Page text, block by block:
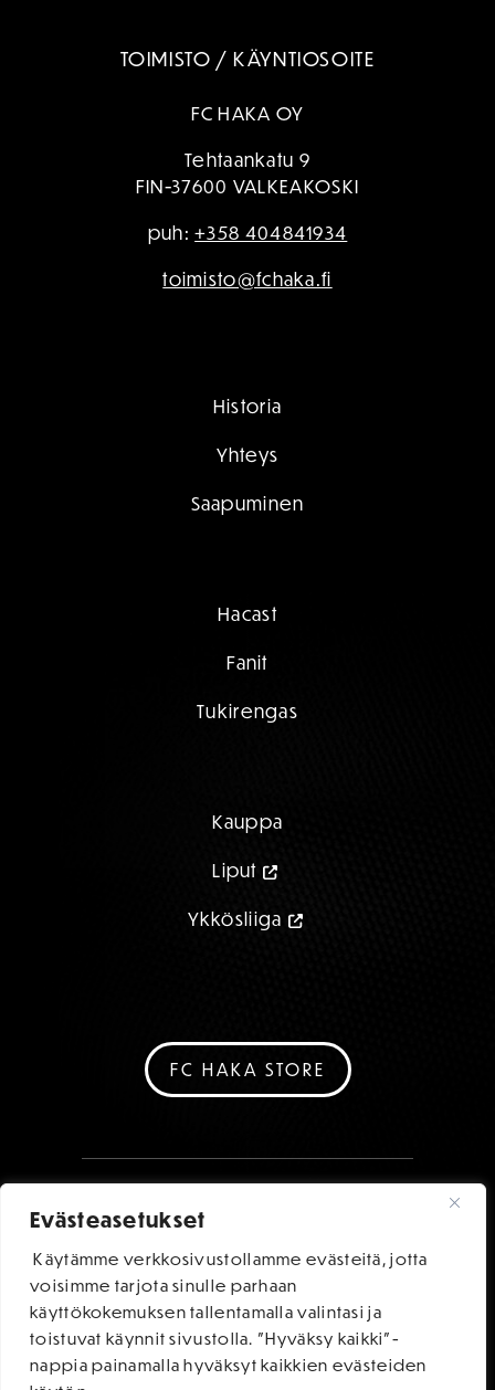
Evästeasetukset
Käytämme verkkosivustollamme evästeitä, jotta
voisimme tarjota sinulle parhaan
käyttökokemuksen tallentamalla valintasi ja
toistuvat käynnit sivustolla. "Hyväksy kaikki"-
nappia painamalla hyväksyt kaikkien evästeiden
TOIMISTO / KÄYNTIOSOITE
FC HAKA OY
Tehtaankatu 9
FIN-37600 VALKEAKOSKI
puh:+358 404841934
toimisto@fchaka.fi
Historia
Yhteys
Saapuminen
Hacast
Fanit
Tukirengas
Kauppa
Liput
Ykkösliiga
FC HAKA STORE